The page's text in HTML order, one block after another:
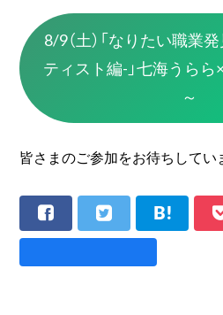
8/9（土）「なりたい職業
ティスト編-」七海うら
～
皆さまのご参加をお待ちしてい